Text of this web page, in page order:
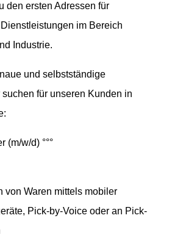
den ersten Adressen für
im Bereich
Industrie.
und selbstständige
für unseren Kunden in
(m/w/d) °°°
von Waren mittels mobiler
Pick-by-Voice oder an Pick-